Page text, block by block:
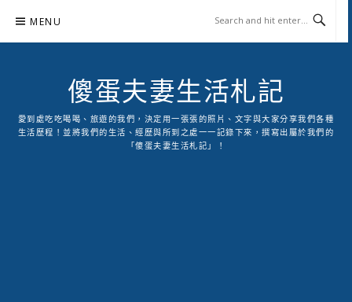
content
MENU
傻蛋夫妻生活札記
愛到處吃吃喝喝、旅遊的我們，決定用一張張的照片、文字與大家分享我們各種
生活歷程！並將我們的生活、經歷與所到之處一一記錄下來，撰寫出屬於我們的
「傻蛋夫妻生活札記」！